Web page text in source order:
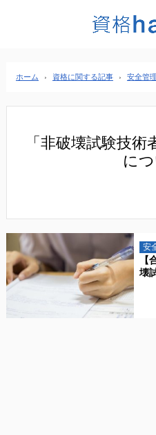
ホーム › 資格に関する記事 › 安全管理
「非破壊試験技
に
安
【
壊